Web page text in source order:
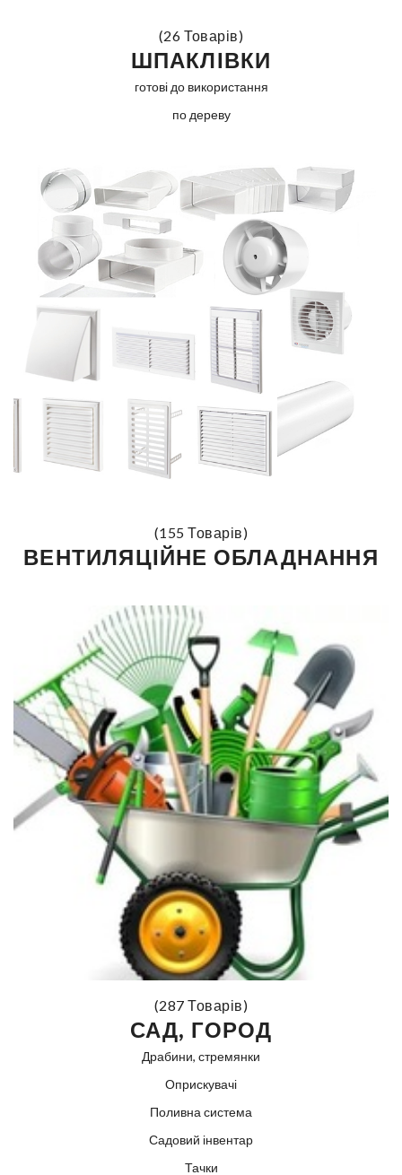
(26 Товарів)
ШПАКЛІВКИ
готові до використання
по дереву
(155 Товарів)
ВЕНТИЛЯЦІЙНЕ ОБЛАДНАННЯ
(287 Товарів)
САД, ГОРОД
Драбини, стремянки
Оприскувачі
Поливна система
Садовий інвентар
Тачки